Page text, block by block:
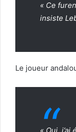
« Ce
insiste
Le joueur